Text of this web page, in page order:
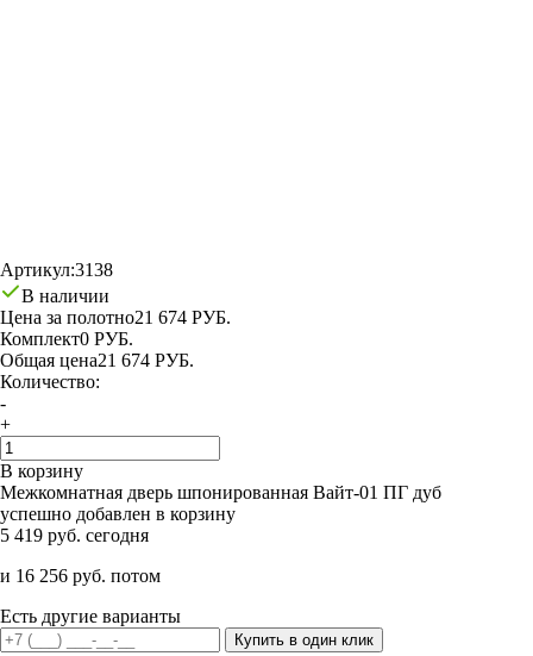
Артикул:3138
В наличии
Цена за полотно21 674 РУБ.
Комплект0 РУБ.
Общая цена21 674 РУБ.
Количество:
-
+
В корзину
Межкомнатная дверь шпонированная Вайт-01 ПГ дуб
успешно добавлен в корзину
5 419 руб. сегодня
и 16 256 руб. потом
Есть другие варианты